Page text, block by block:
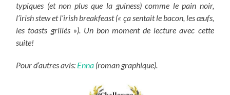
typiques (et non plus que la guiness) comme le pain noir,
l’irish stew et l’irish breakfeast (« ça sentait le bacon, les œufs,
les toasts grillés »). Un bon moment de lecture avec cette
suite!
Pour d’autres avis: Enna (roman graphique).